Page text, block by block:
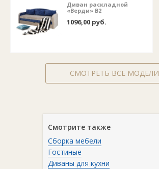
Диван раскладной
«Верди» В2
1096,00 руб.
СМОТРЕТЬ ВСЕ МОДЕЛИ
Смотрите также
Сборка мебели
Гостиные
Диваны для кухни